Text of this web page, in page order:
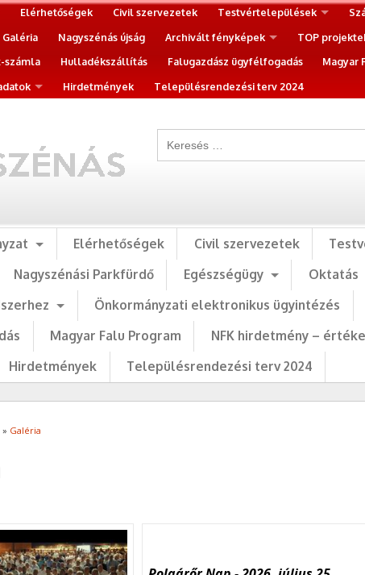
Elérhetőségek Civil szervezetek Testvértelepülések
Galéria Nagyszénás újság Archivált fényképek TOP
számla
Hulladékszállítás Falugazdász ügyfélfogadás Magyar
Hirdetmények Településrendezési terv 2024
Elérhetőségek Civil szervezetek
Nagyszénási Parkfürdő Egészségügy Oktatás
Önkormányzati elektronikus ügyintézés
Magyar Falu Program NFK hirdetmény –
Hirdetmények Településrendezési terv 2024
» Galéria